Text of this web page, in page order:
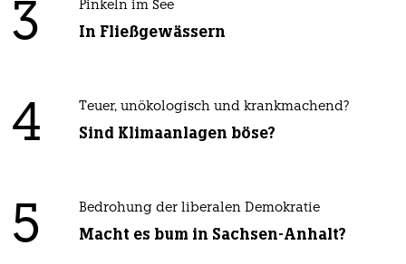
3 Pinkeln im See
In Fließgewässern
4 Teuer, unökologisch und krankmachend?
Sind Klimaanlagen böse?
5 Bedrohung der liberalen Demokratie
Macht es bum in Sachsen-Anhalt?